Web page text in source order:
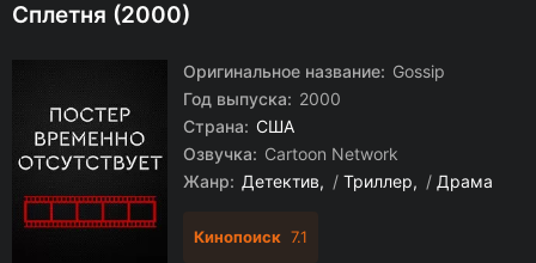
Сплетня (2000)
Оригинальное название: Gossip
Год выпуска: 2000
Страна: США
Озвучка: Cartoon Network
Жанр: Детектив / Триллер / Драма
Кинопоиск 7.1